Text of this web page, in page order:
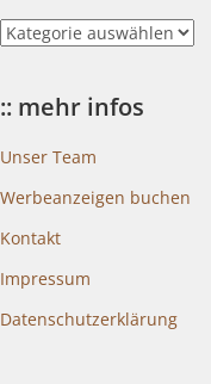
::
blogkategorien
:: mehr infos
Unser Team
Werbeanzeigen buchen
Kontakt
Impressum
Datenschutzerklärung